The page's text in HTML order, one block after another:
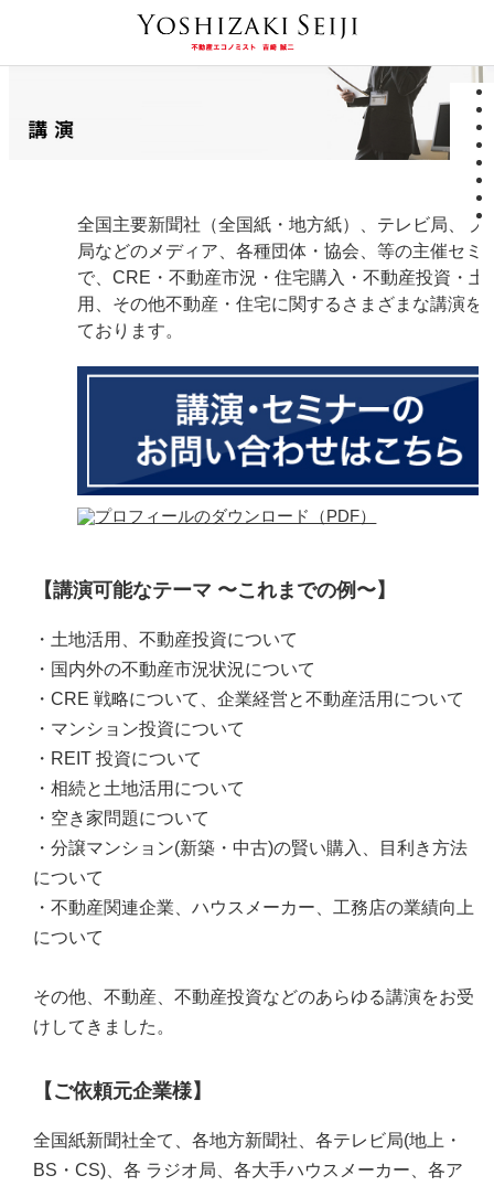
全国主要新聞社（全国紙・地方紙）、テレビ局、ラ
局などのメディア、各種団体・協会、等の主催セミ
で、CRE・不動産市況・住宅購入・不動産投資・土
用、その他不動産・住宅に関するさまざまな講演を
ております。
【講演可能なテーマ 〜これまでの例〜】
・土地活用、不動産投資について
・国内外の不動産市況状況について
・CRE 戦略について、企業経営と不動産活用について
・マンション投資について
・REIT 投資について
・相続と土地活用について
・空き家問題について
・分譲マンション(新築・中古)の賢い購入、目利き方法
について
・不動産関連企業、ハウスメーカー、工務店の業績向上
について
その他、不動産、不動産投資などのあらゆる講演をお受
けしてきました。
【ご依頼元企業様】
全国紙新聞社全て、各地方新聞社、各テレビ局(地上・
BS・CS)、各 ラジオ局、各大手ハウスメーカー、各ア